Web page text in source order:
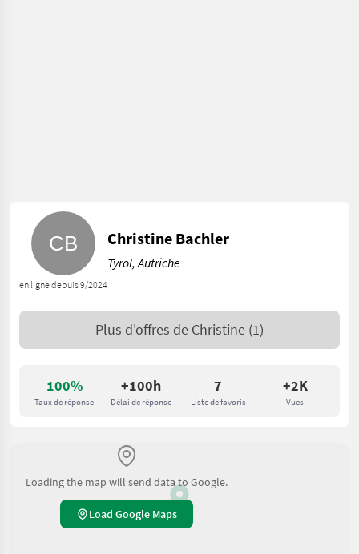
100%
Taux de réponse
+100h
Délai de réponse
7
Liste de favoris
+2K
Vues
en ligne depuis 9/2024
Christine Bachler
Tyrol, Autriche
Plus d'offres de Christine (1)
Loading the map will send data to Google.
Load Google Maps